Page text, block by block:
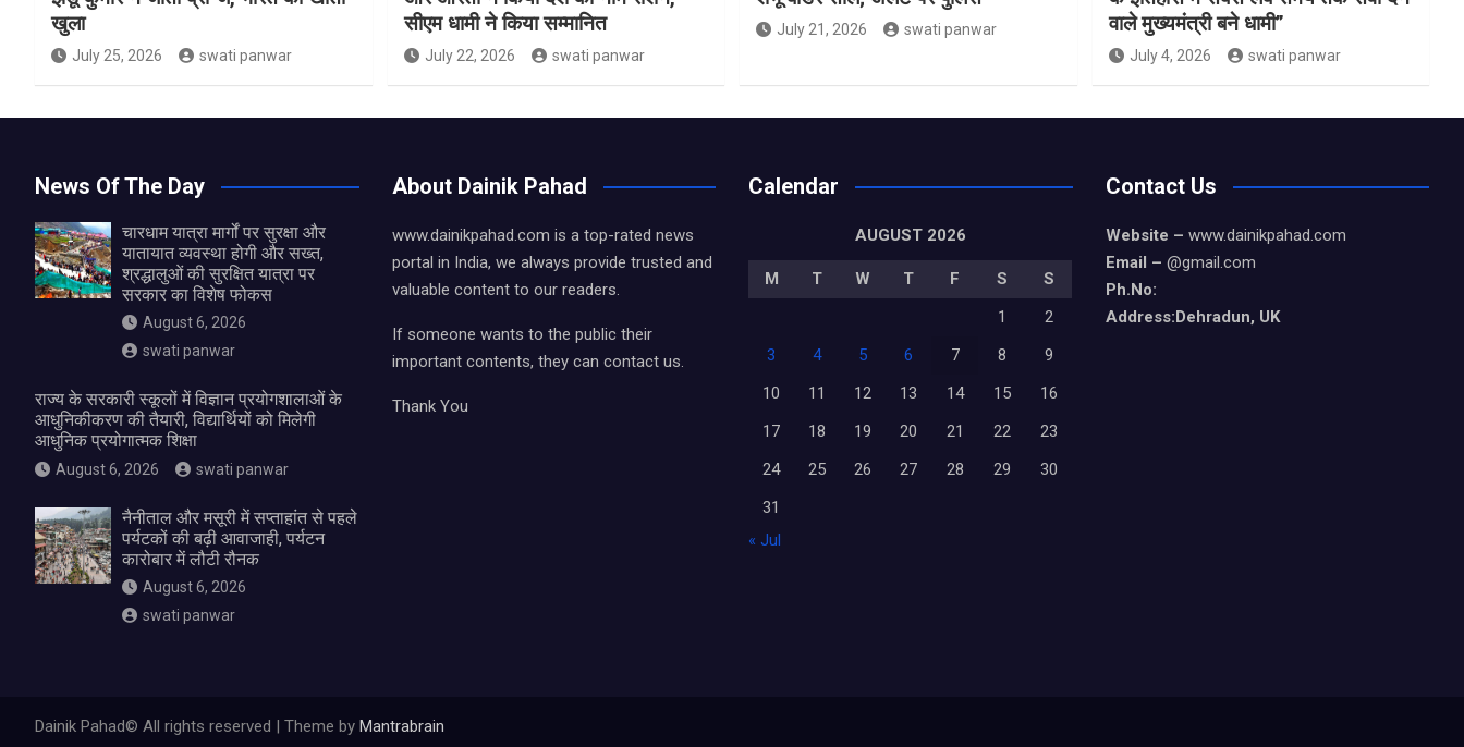
खुला
July 25, 2026 swati panwar
सीएम धामी ने किया सम्मानित
July 22, 2026 swati panwar
July 21, 2026 swati panwar
वाले मुख्यमंत्री बने धामी”
July 4, 2026 swati panwar
News Of The Day
चारधाम यात्रा मार्गों पर सुरक्षा और
यातायात व्यवस्था होगी और सख्त,
श्रद्धालुओं की सुरक्षित यात्रा पर
सरकार का विशेष फोकस
August 6, 2026
swati panwar
राज्य के सरकारी स्कूलों में विज्ञान प्रयोगशालाओं के
आधुनिकीकरण की तैयारी, विद्यार्थियों को मिलेगी
आधुनिक प्रयोगात्मक शिक्षा
August 6, 2026 swati panwar
नैनीताल और मसूरी में सप्ताहांत से पहले
पर्यटकों की बढ़ी आवाजाही, पर्यटन
कारोबार में लौटी रौनक
August 6, 2026
swati panwar
About Dainik Pahad
www.dainikpahad.com is a top-rated news
portal in India, we always provide trusted and
valuable content to our readers.
If someone wants to the public their
important contents, they can contact us.
Thank You
Calendar
AUGUST 2026
M T W T F S
S
1
2
3
4 5 6 7 8
9
10
11 12 13 14 15
16
17
18 19 20 21 22
23
24
25 26 27 28 29
30
31
« Jul
Contact Us
Website – www.dainikpahad.com
Email – @gmail.com
Ph.No:
Address:Dehradun, UK
Dainik Pahad© All rights reserved | Theme by Mantrabrain